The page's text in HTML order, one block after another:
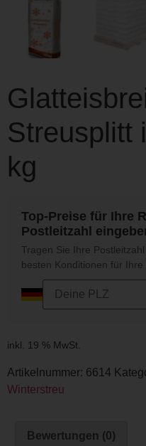
Streusplitt
kg
Top-Preise für Ihre
Postleitzahl
Tragen Sie Ihre
besten Konditionen für Ihre
inkl. 19 % MwSt.
Artikelnummer: 6614
Winterstreu
Bewertungen (0)